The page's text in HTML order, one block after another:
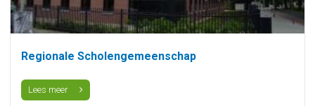
Regionale Scholengemeenschap
Lees meer